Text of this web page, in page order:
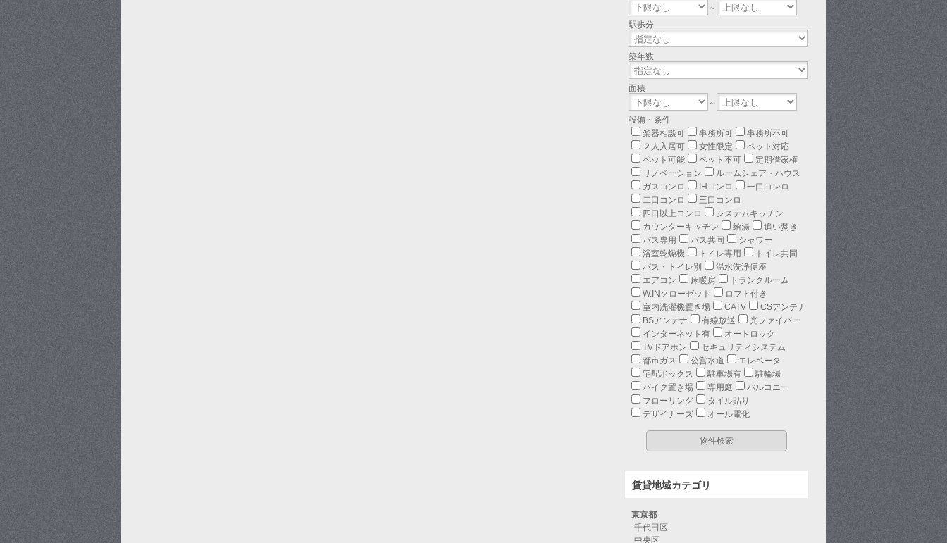
～
駅歩分
築年数
面積
～
設備・条件
楽器相談可
事務所可
事務所不可
２人入居可
女性限定
ペット対応
ペット可能
ペット不可
定期借家権
リノベーション
ルームシェア・ハウス
ガスコンロ
IHコンロ
一口コンロ
二口コンロ
三口コンロ
四口以上コンロ
システムキッチン
カウンターキッチン
給湯
追い焚き
バス専用
バス共同
シャワー
浴室乾燥機
トイレ専用
トイレ共同
バス・トイレ別
温水洗浄便座
エアコン
床暖房
トランクルーム
W.INクローゼット
ロフト付き
室内洗濯機置き場
CATV
CSアンテナ
BSアンテナ
有線放送
光ファイバー
インターネット有
オートロック
TVドアホン
セキュリティシステム
都市ガス
公営水道
エレベータ
宅配ボックス
駐車場有
駐輪場
バイク置き場
専用庭
バルコニー
フローリング
タイル貼り
デザイナーズ
オール電化
賃貸地域カテゴリ
東京都
千代田区
中央区